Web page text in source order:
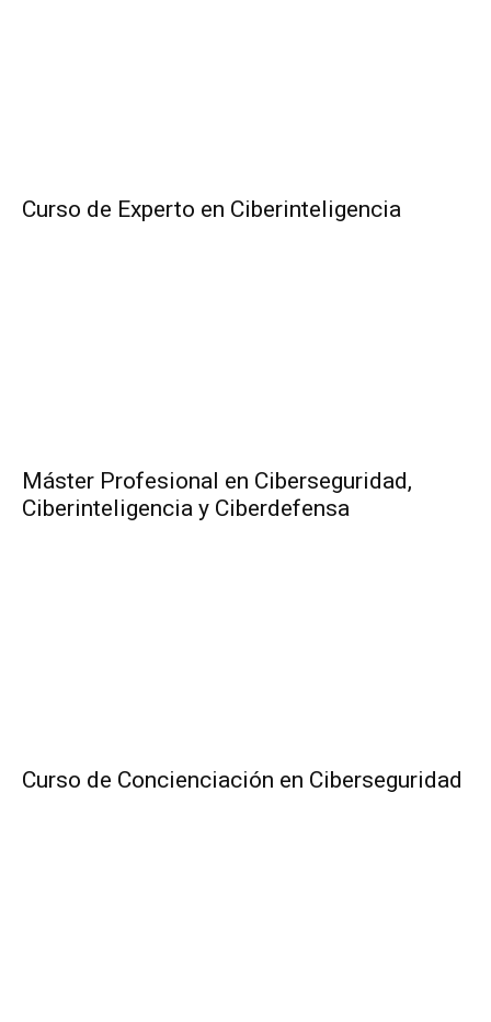
Curso de Experto en Ciberinteligencia
Máster Profesional en Ciberseguridad,
Ciberinteligencia y Ciberdefensa
Curso de Concienciación en Ciberseguridad